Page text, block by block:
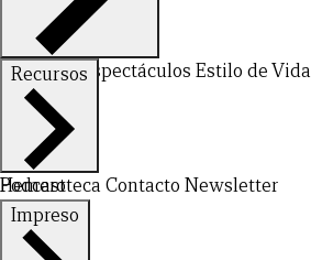
DeportesEspectáculos Estilo de Vida
Recursos
Hemeroteca Contacto Newsletter
Podcast
Impreso